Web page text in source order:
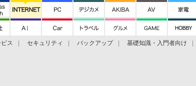
ス セキュリティ バックアップ 基礎知識・入門者向け